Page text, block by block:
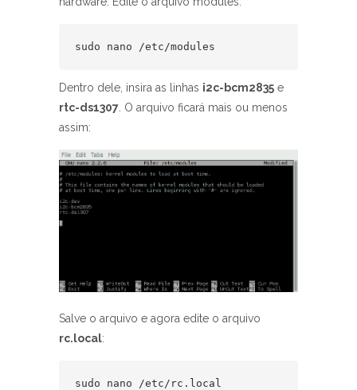
sudo nano /etc/modules
Dentro dele, insira as linhas i2c-bcm2835 e
rtc-ds1307 . O arquivo ficará mais ou menos
assim:
Salve o arquivo e agora edite o arquivo
rc.local:
sudo nano /etc/rc.local